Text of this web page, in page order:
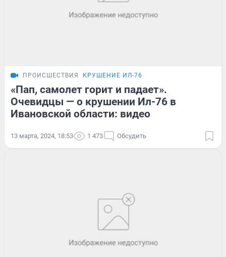
ПРОИСШЕСТВИЯ КРУШЕНИЕ ИЛ-76
«Пап, самолет горит и падает».
Очевидцы — о крушении Ил-76 в
Ивановской области: видео
13 марта, 2024, 18:53 1 473 Обсудить